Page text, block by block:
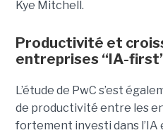
Kye Mitchell.
Productivité et
entreprises “IA-
L’étude de PwC s’est
de productivité entre les
fortement investi dans l’IA